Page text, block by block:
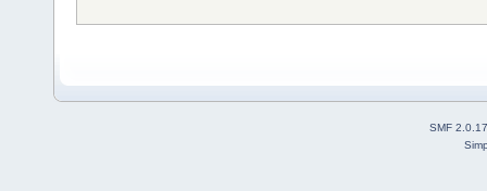
SMF 2.0.17